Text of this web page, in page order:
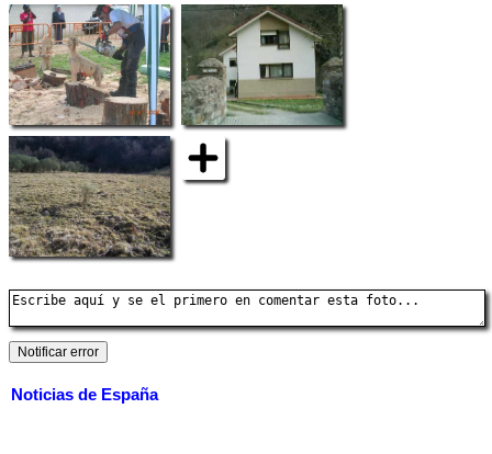
Noticias de España